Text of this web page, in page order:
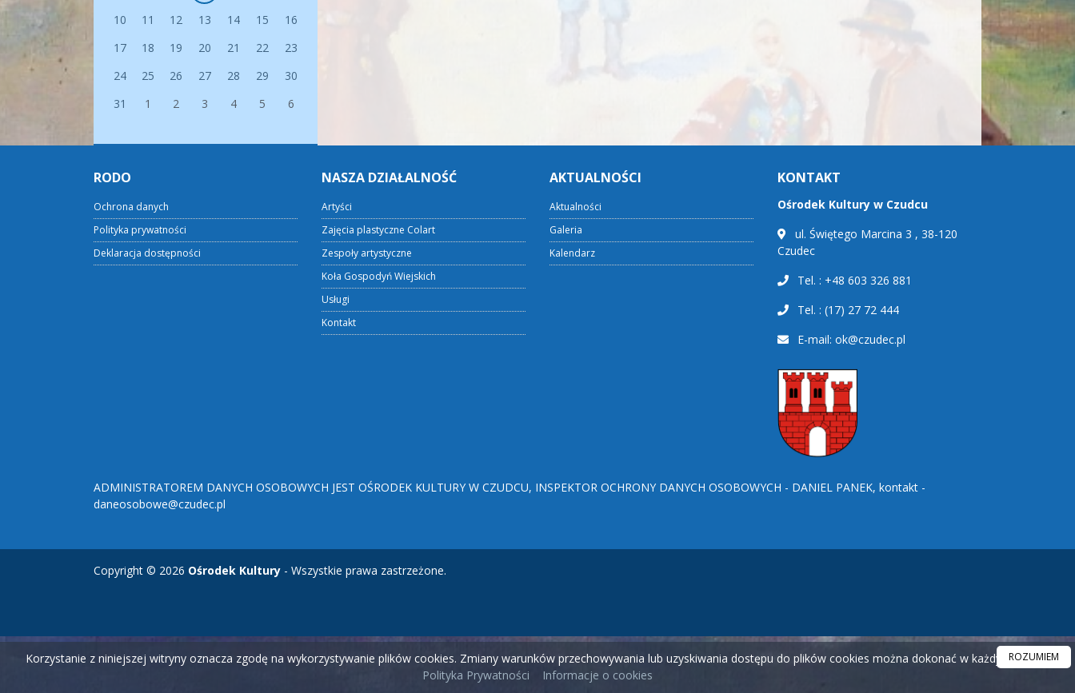
10
11 12 13 14 15
16
17
18 19 20 21 22
23
24
25 26 27 28 29
30
31
1 2 3 4 5 6
RODO
Ochrona danych
Polityka prywatności
Deklaracja dostępności
NASZA DZIAŁALNOŚĆ
Artyści
Zajęcia plastyczne Colart
Zespoły artystyczne
Koła Gospodyń Wiejskich
Usługi
Kontakt
AKTUALNOŚCI
Aktualności
Galeria
Kalendarz
KONTAKT
Ośrodek Kultury w Czudcu
ul. Świętego Marcina 3 , 38-120
Czudec
Tel. : +48 603 326 881
Tel. : (17) 27 72 444
E-mail: ok@czudec.pl
ADMINISTRATOREM DANYCH OSOBOWYCH JEST OŚRODEK KULTURY W CZUDCU, INSPEKTOR OCHRONY DANYCH OSOBOWYCH - DANIEL PANEK, kontakt -
daneosobowe@czudec.pl
Copyright © 2026 Ośrodek Kultury - Wszystkie prawa zastrzeżone.
Korzystanie z niniejszej witryny oznacza zgodę na wykorzystywanie plików cookies. Zmiany warunków przechowywania lub uzyskiwania dostępu do plików cookies można dokonać w każdym czasie.
Polityka Prywatności
Informacje o cookies
ROZUMIEM